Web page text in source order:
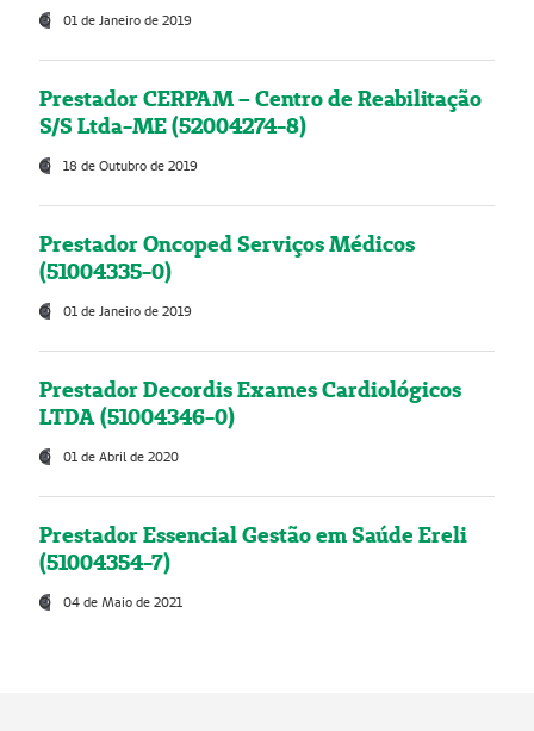
01 de Janeiro de 2019
Prestador CERPAM – Centro de Reabilitação
S/S Ltda-ME (52004274-8)
18 de Outubro de 2019
Prestador Oncoped Serviços Médicos
(51004335-0)
01 de Janeiro de 2019
Prestador Decordis Exames Cardiológicos
LTDA (51004346-0)
01 de Abril de 2020
Prestador Essencial Gestão em Saúde Ereli
(51004354-7)
04 de Maio de 2021